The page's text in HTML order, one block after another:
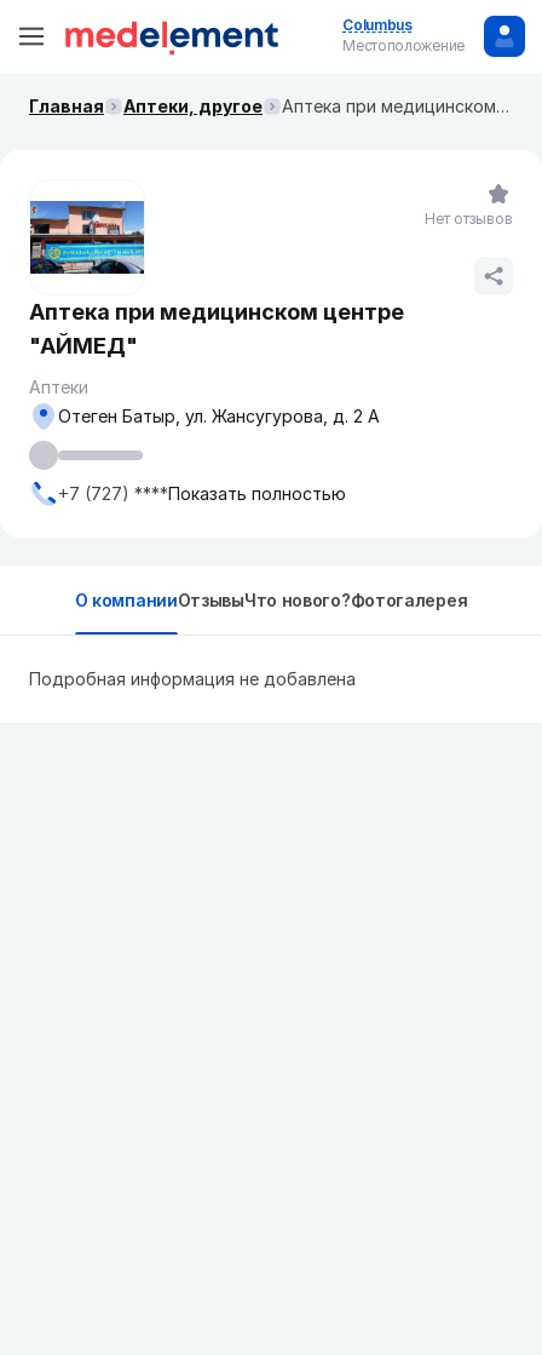
Columbus
Местоположение
Главная Аптеки, другое Аптека при медицинском центре "АЙМЕД"
Аптека при медицинском центре
"АЙМЕД"
Аптеки
Отеген Батыр, ул. Жансугурова, д. 2 А
+7 (727) ****Показать полностью
Нет отзывов
О компанииОтзывыЧто нового?Фотогалерея
Подробная информация не добавлена